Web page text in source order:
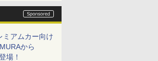
ミアムカー向け
から
場！